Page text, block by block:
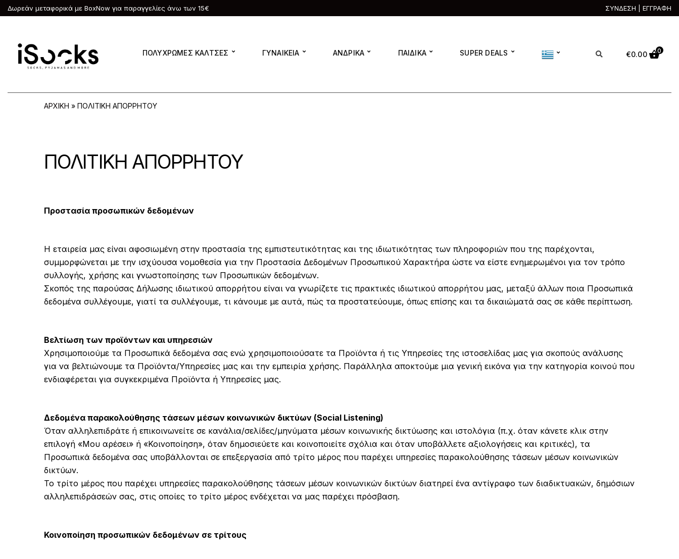
Δωρεάν μεταφορικά με BoxNow για παραγγελίες άνω των 15€ ΣΥΝΔΕΣΗ | ΕΓΓΡΑΦΗ
ΠΟΛΥΧΡΩΜΕΣ ΚΑΛΤΣΕΣ ΓΥΝΑΙΚΕΙΑ ΑΝΔΡΙΚΑ ΠΑΙΔΙΚΑ SUPER DEALS €0.00 0
ΑΡΧΙΚΗ » ΠΟΛΙΤΙΚΗ ΑΠΟΡΡΗΤΟΥ
ΠΟΛΙΤΙΚΗ ΑΠΟΡΡΗΤΟΥ
Προστασία προσωπικών δεδομένων
Η εταιρεία μας είναι αφοσιωμένη στην προστασία της εμπιστευτικότητας και της ιδιωτικότητας των πληροφοριών που της παρέχονται,
συμμορφώνεται με την ισχύουσα νομοθεσία για την Προστασία Δεδομένων Προσωπικού Χαρακτήρα ώστε να είστε ενημερωμένοι για τον τρόπο
συλλογής, χρήσης και γνωστοποίησης των Προσωπικών δεδομένων.
Σκοπός της παρούσας Δήλωσης ιδιωτικού απορρήτου είναι να γνωρίζετε τις πρακτικές ιδιωτικού απορρήτου μας, μεταξύ άλλων ποια Προσωπικά
δεδομένα συλλέγουμε, γιατί τα συλλέγουμε, τι κάνουμε με αυτά, πώς τα προστατεύουμε, όπως επίσης και τα δικαιώματά σας σε κάθε περίπτωση.
Βελτίωση των προϊόντων και υπηρεσιών
Χρησιμοποιούμε τα Προσωπικά δεδομένα σας ενώ χρησιμοποιούσατε τα Προϊόντα ή τις Υπηρεσίες της ιστοσελίδας μας για σκοπούς ανάλυσης
για να βελτιώνουμε τα Προϊόντα/Υπηρεσίες μας και την εμπειρία χρήσης. Παράλληλα αποκτούμε μια γενική εικόνα για την κατηγορία κοινού που
ενδιαφέρεται για συγκεκριμένα Προϊόντα ή Υπηρεσίες μας.
Δεδομένα παρακολούθησης τάσεων μέσων κοινωνικών δικτύων (Social Listening)
Όταν αλληλεπιδράτε ή επικοινωνείτε σε κανάλια/σελίδες/μηνύματα μέσων κοινωνικής δικτύωσης και ιστολόγια (π.χ. όταν κάνετε κλικ στην
επιλογή «Μου αρέσει» ή «Κοινοποίηση», όταν δημοσιεύετε και κοινοποιείτε σχόλια και όταν υποβάλλετε αξιολογήσεις και κριτικές), τα
Προσωπικά δεδομένα σας υποβάλλονται σε επεξεργασία από τρίτο μέρος που παρέχει υπηρεσίες παρακολούθησης τάσεων μέσων κοινωνικών
δικτύων.
Το τρίτο μέρος που παρέχει υπηρεσίες παρακολούθησης τάσεων μέσων κοινωνικών δικτύων διατηρεί ένα αντίγραφο των διαδικτυακών, δημόσιων
αλληλεπιδράσεών σας, στις οποίες το τρίτο μέρος ενδέχεται να μας παρέχει πρόσβαση.
Κοινοποίηση προσωπικών δεδομένων σε τρίτους